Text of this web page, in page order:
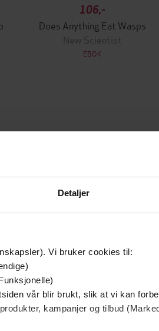
Detaljer
Vi bruker cookies til:
vår blir brukt, slik at vi kan
kampanjer og tilbud
106,-
Does Anything Eat Wasps
New Scientist
EBOK